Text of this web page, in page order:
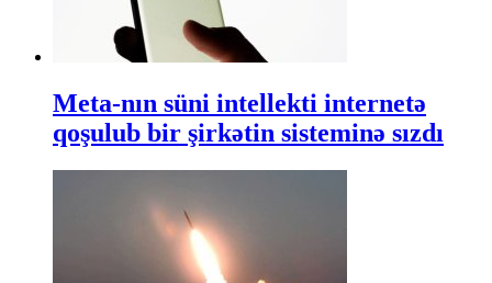
Meta-nın süni intellekti internetə
qoşulub bir şirkətin sisteminə sızdı